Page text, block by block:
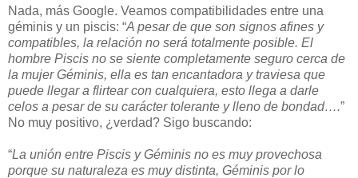
Nada, más Google. Veamos compatibilidades entre una
géminis y un piscis: “A pesar de que son signos afines y
compatibles, la relación no será totalmente posible. El
hombre Piscis no se siente completamente seguro cerca de
la mujer Géminis, ella es tan encantadora y traviesa que
puede llegar a flirtear con cualquiera, esto llega a darle
celos a pesar de su carácter tolerante y lleno de bondad….”
No muy positivo, ¿verdad? Sigo buscando:
“La unión entre Piscis y Géminis no es muy provechosa
porque su naturaleza es muy distinta, Géminis por lo